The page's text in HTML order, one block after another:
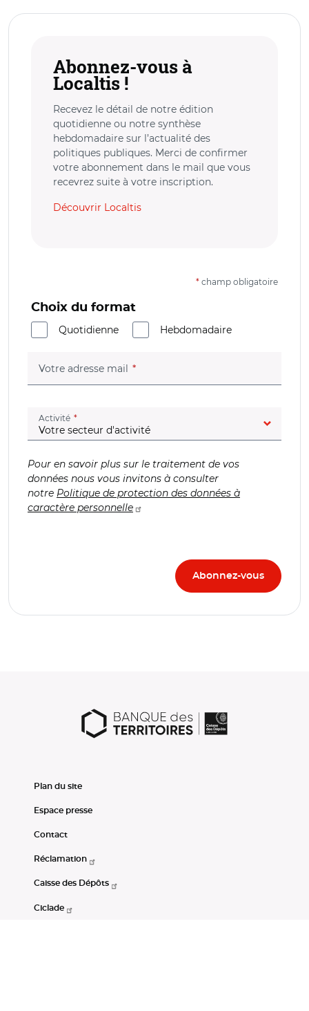
Abonnez-vous à
Localtis !
Recevez le détail de notre édition
quotidienne ou notre synthèse
hebdomadaire sur l’actualité des
politiques publiques. Merci de confirmer
votre abonnement dans le mail que vous
recevrez suite à votre inscription.
Découvrir Localtis
* champ obligatoire
Choix du format
Quotidienne
Hebdomadaire
Votre adresse mail (champ obligatoire)
Activité (champ obligatoire)
Pour en savoir plus sur le traitement de vos
données nous vous invitons à consulter
notre Politique de protection des données à
caractère personnelle
Plan du site
Espace presse
Contact
Réclamation
Caisse des Dépôts
Ciclade